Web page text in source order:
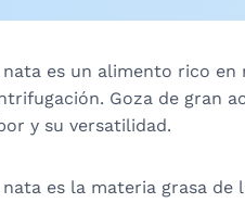
nata es un alimento rico en
Goza de gran
y su versatilidad.
nata es la materia grasa de